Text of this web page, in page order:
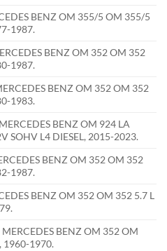
BENZ OM 355/5 OM 355/5
1987.
BENZ OM 352 OM 352
1987.
BENZ OM 352 OM 352
1983.
BENZ OM 924 LA
SOHV L4 DIESEL, 2015-2023.
BENZ OM 352 OM 352
1987.
BENZ OM 352 OM 352 5.7 L
BENZ OM 352 OM
1960-1970.